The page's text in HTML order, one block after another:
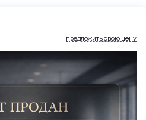
предложить свою цену